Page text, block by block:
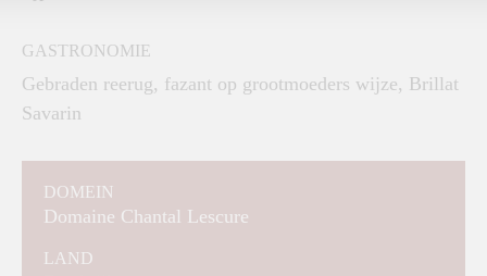
GASTRONOMIE
Gebraden reerug, fazant op grootmoeders wijze, Brillat
Savarin
DOMEIN
Domaine Chantal Lescure
LAND